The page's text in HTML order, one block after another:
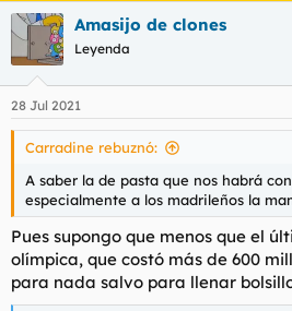
c
c
i
e
s
Amasijo de clones
Leyenda
28 Jul 2021
Carradine rebuznó:
A saber la de pasta que nos habrá
especialmente a los madrileños la
Pues supongo que menos que el
olímpica, que costó más de 600
para nada salvo para llenar